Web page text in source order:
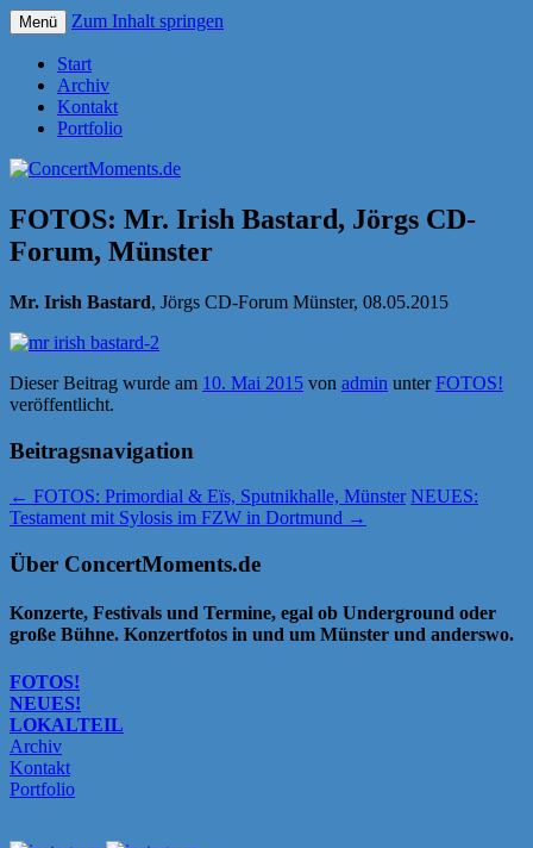
ConcertMoments.de
Menü Zum Inhalt springen
Start
Archiv
Kontakt
Portfolio
FOTOS: Mr. Irish Bastard, Jörgs CD-
Forum, Münster
Mr. Irish Bastard, Jörgs CD-Forum Münster, 08.05.2015
Dieser Beitrag wurde am 10. Mai 2015 von admin unterFOTOS!
veröffentlicht.
Beitragsnavigation
← FOTOS: Primordial & Eïs, Sputnikhalle, Münster NEUES:
Testament mit Sylosis im FZW in Dortmund →
Über ConcertMoments.de
Konzerte, Festivals und Termine, egal ob Underground oder
große Bühne. Konzertfotos in und um Münster und anderswo.
FOTOS!
NEUES!
LOKALTEIL
Archiv
Kontakt
Portfolio